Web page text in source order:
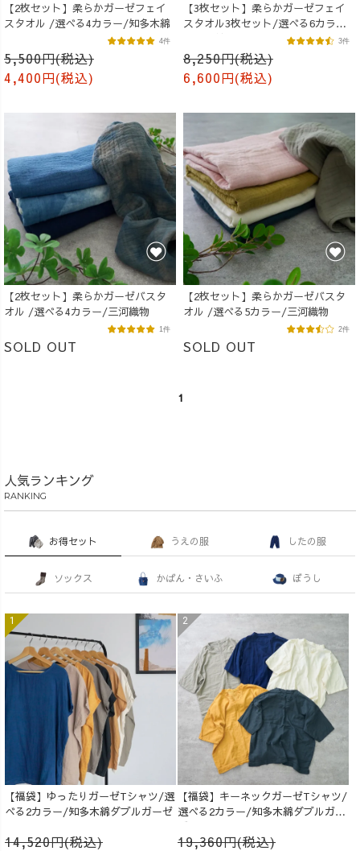
【2枚セット】柔らかガーゼフェイ
スタオル /選べる4カラー/知多木綿
5,500円(税込)
4,400円(税込)
4件
【3枚セット】柔らかガーゼフェイ
スタオル3枚セット/選べる6カラー/
知多木綿
8,250円(税込)
6,600円(税込)
3件
【2枚セット】柔らかガーゼバスタ
オル /選べる4カラー/三河織物
SOLD OUT
1件
【2枚セット】柔らかガーゼバスタ
オル /選べる5カラー/三河織物
SOLD OUT
2件
1
人気ランキング
RANKING
お得セット うえの服 したの服
ソックス かばん・さいふ ぼうし
【福袋】ゆったりガーゼTシャツ/選
べる2カラー/知多木綿ダブルガーゼ
14,520円(税込)
【福袋】キーネックガーゼTシャツ/
選べる2カラー/知多木綿ダブルガー
ゼ
19,360円(税込)